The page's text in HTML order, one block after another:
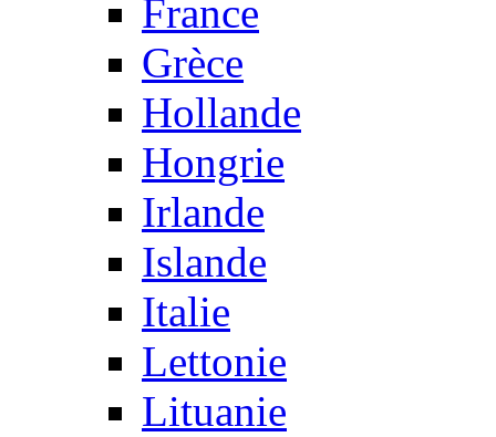
France
Grèce
Hollande
Hongrie
Irlande
Islande
Italie
Lettonie
Lituanie